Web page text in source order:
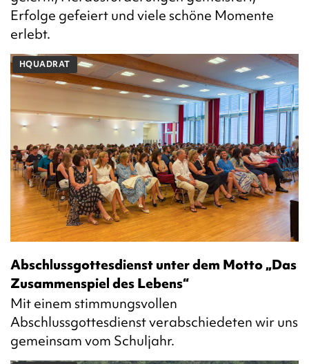
Erfolge gefeiert und viele schöne Momente
erlebt.
HQUADRAT
Abschlussgottesdienst unter dem Motto „Das
Zusammenspiel des Lebens“
Mit einem stimmungsvollen
Abschlussgottesdienst verabschiedeten wir uns
gemeinsam vom Schuljahr.